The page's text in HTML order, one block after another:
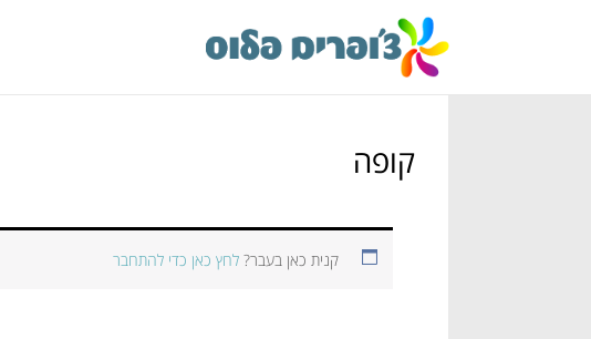
קופה
קנית כאן בעבר?לחץ כאן כדי להתחבר